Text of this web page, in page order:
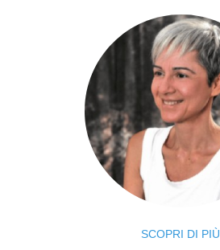
SCOPRI DI PIÙ